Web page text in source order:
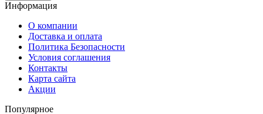
Информация
О компании
Доставка и оплата
Политика Безопасности
Условия соглашения
Контакты
Карта сайта
Акции
Популярное